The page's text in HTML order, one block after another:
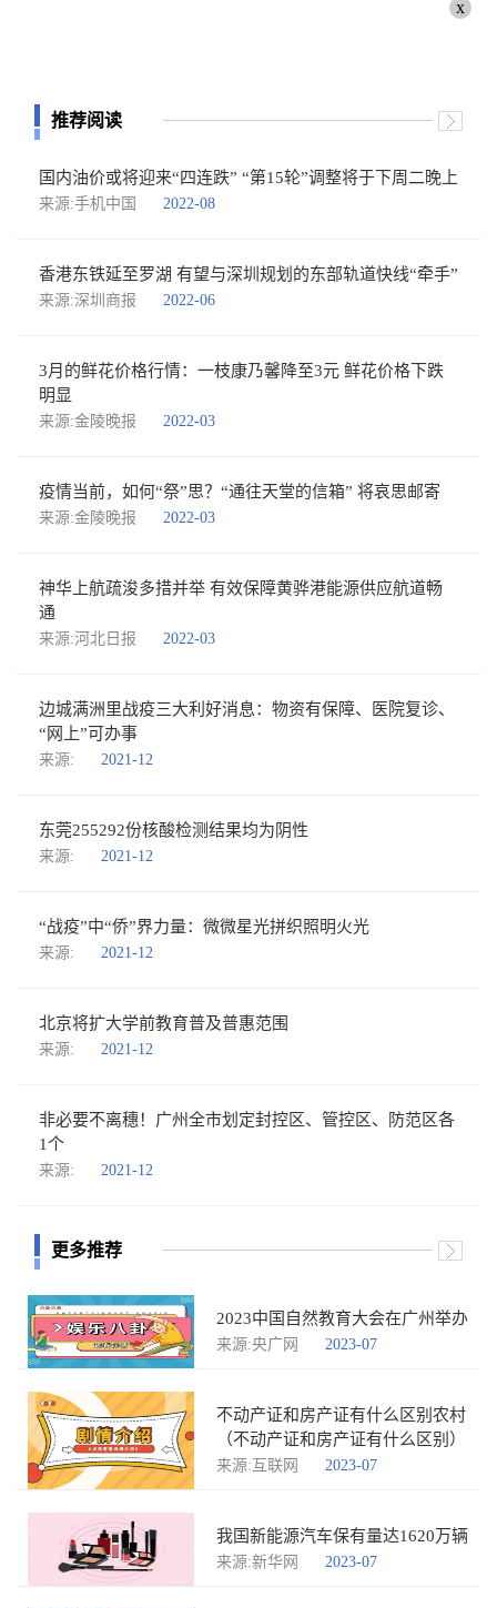
x
推荐阅读
国内油价或将迎来“四连跌” “第15轮”调整将于下周二晚上
来源:手机中国 2022-08
香港东铁延至罗湖 有望与深圳规划的东部轨道快线“牵手”
来源:深圳商报 2022-06
3月的鲜花价格行情：一枝康乃馨降至3元 鲜花价格下跌
明显
来源:金陵晚报 2022-03
疫情当前，如何“祭”思？“通往天堂的信箱” 将哀思邮寄
来源:金陵晚报 2022-03
神华上航疏浚多措并举 有效保障黄骅港能源供应航道畅
通
来源:河北日报 2022-03
边城满洲里战疫三大利好消息：物资有保障、医院复诊、
“网上”可办事
来源: 2021-12
东莞255292份核酸检测结果均为阴性
来源: 2021-12
“战疫”中“侨”界力量：微微星光拼织照明火光
来源: 2021-12
北京将扩大学前教育普及普惠范围
来源: 2021-12
非必要不离穗！广州全市划定封控区、管控区、防范区各
1个
来源: 2021-12
更多推荐
2023中国自然教育大会在广州举办
来源:央广网 2023-07
不动产证和房产证有什么区别农村
（不动产证和房产证有什么区别）
来源:互联网 2023-07
我国新能源汽车保有量达1620万辆
来源:新华网 2023-07